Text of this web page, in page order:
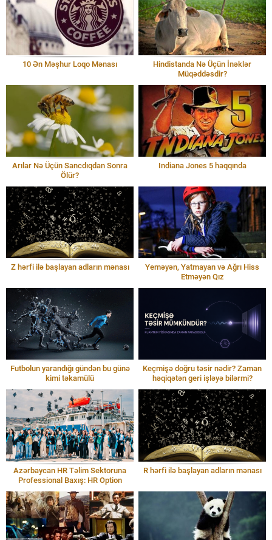
10 Ən Məşhur Loqo Mənası
Hindistanda Nə Üçün İnəklər
Müqəddəsdir?
Arılar Nə Üçün Sancdıqdan Sonra
Ölür?
Indiana Jones 5 haqqında
Z hərfi ilə başlayan adların mənası
Yeməyən, Yatmayan və Ağrı Hiss
Etməyən Qız
Futbolun yarandığı gündən bu günə
kimi təkamülü
Keçmişə doğru təsir nədir? Zaman
həqiqətən geri işləyə bilərmi?
Azərbaycan HR Təlim Sektoruna
Professional Baxış: HR Option
Modeli
R hərfi ilə başlayan adların mənası